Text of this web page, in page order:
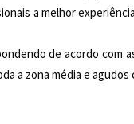
a melhor
de acordo com
a zona média e